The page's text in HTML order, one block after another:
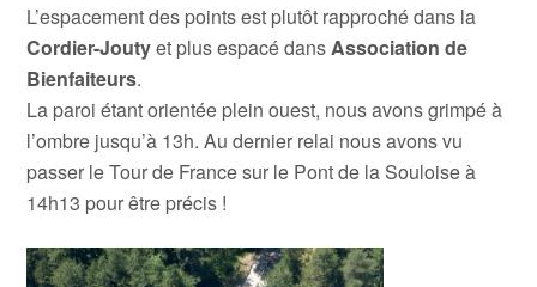
L’espacement des points est plutôt rapproché dans la
Cordier-Joutyet plus espacé dansAssociation de
Bienfaiteurs.
La paroi étant orientée plein ouest, nous avons grimpé à
l’ombre jusqu’à 13h. Au dernier relai nous avons vu
passer le Tour de France sur le Pont de la Souloise à
14h13 pour être précis !